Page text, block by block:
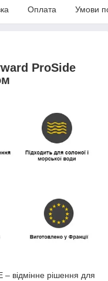
Оплата Умови
ProSide
– відмінне рішення для